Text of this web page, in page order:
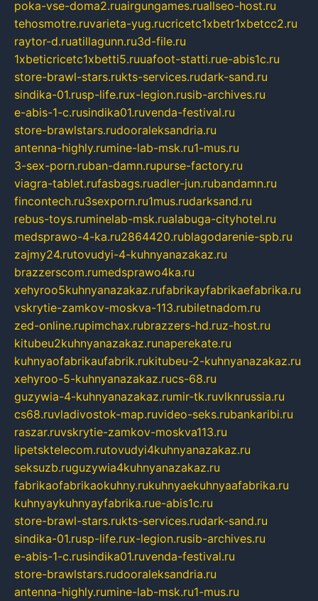
poka-vse-doma2.ruairgungames.ruallseo-host.ru
tehosmotre.ruvarieta-yug.rucricetc1xbetr1xbetcc2.ru
raytor-d.ruatillagunn.ru3d-file.ru
1xbeticricetc1xbetti5.ruuafoot-statti.rue-abis1c.ru
store-brawl-stars.rukts-services.rudark-sand.ru
sindika-01.rusp-life.rux-legion.rusib-archives.ru
e-abis-1-c.rusindika01.ruvenda-festival.ru
store-brawlstars.rudooraleksandria.ru
antenna-highly.rumine-lab-msk.ru1-mus.ru
3-sex-porn.ruban-damn.rupurse-factory.ru
viagra-tablet.rufasbags.ruadler-jun.rubandamn.ru
fincontech.ru3sexporn.ru1mus.rudarksand.ru
rebus-toys.ruminelab-msk.rualabuga-cityhotel.ru
medsprawo-4-ka.ru2864420.rublagodarenie-spb.ru
zajmy24.rutovudyi-4-kuhnyanazakaz.ru
brazzerscom.rumedsprawo4ka.ru
xehyroo5kuhnyanazakaz.rufabrikayfabrikaefabrika.ru
vskrytie-zamkov-moskva-113.rubiletnadom.ru
zed-online.rupimchax.rubrazzers-hd.ruz-host.ru
kitubeu2kuhnyanazakaz.runaperekate.ru
kuhnyaofabrikaufabrik.rukitubeu-2-kuhnyanazakaz.ru
xehyroo-5-kuhnyanazakaz.rucs-68.ru
guzywia-4-kuhnyanazakaz.rumir-tk.ruvlknrussia.ru
cs68.ruvladivostok-map.ruvideo-seks.rubankaribi.ru
raszar.ruvskrytie-zamkov-moskva113.ru
lipetsktelecom.rutovudyi4kuhnyanazakaz.ru
seksuzb.ruguzywia4kuhnyanazakaz.ru
fabrikaofabrikaokuhny.rukuhnyaekuhnyaafabrika.ru
kuhnyaykuhnyayfabrika.rue-abis1c.ru
store-brawl-stars.rukts-services.rudark-sand.ru
sindika-01.rusp-life.rux-legion.rusib-archives.ru
e-abis-1-c.rusindika01.ruvenda-festival.ru
store-brawlstars.rudooraleksandria.ru
antenna-highly.rumine-lab-msk.ru1-mus.ru